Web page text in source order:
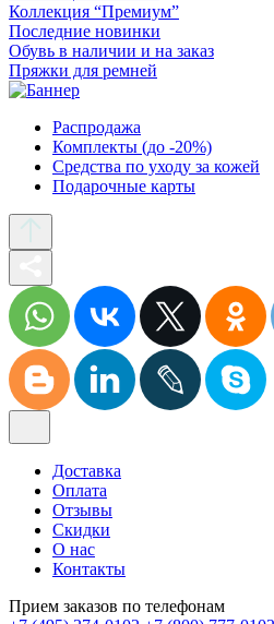
Коллекция “Премиум”
Последние новинки
Обувь в наличии и на заказ
Пряжки для ремней
Распродажа
Комплекты (до -20%)
Средства по уходу за кожей
Подарочные карты
Доставка
Оплата
Отзывы
Скидки
О нас
Контакты
Прием заказов по телефонам